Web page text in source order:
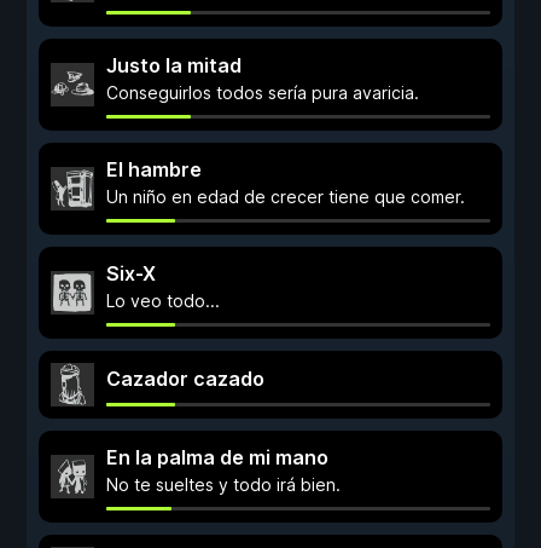
Justo la mitad
Conseguirlos todos sería pura avaricia.
El hambre
Un niño en edad de crecer tiene que comer.
Six-X
Lo veo todo...
Cazador cazado
En la palma de mi mano
No te sueltes y todo irá bien.